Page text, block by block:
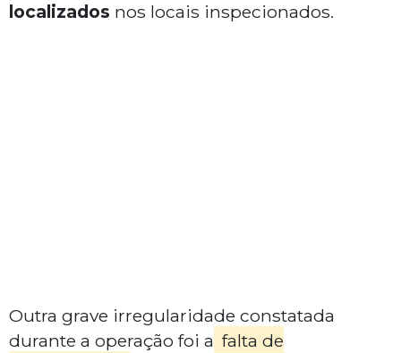
localizados nos locais inspecionados.
Outra grave irregularidade constatada
durante a operação foi a falta de